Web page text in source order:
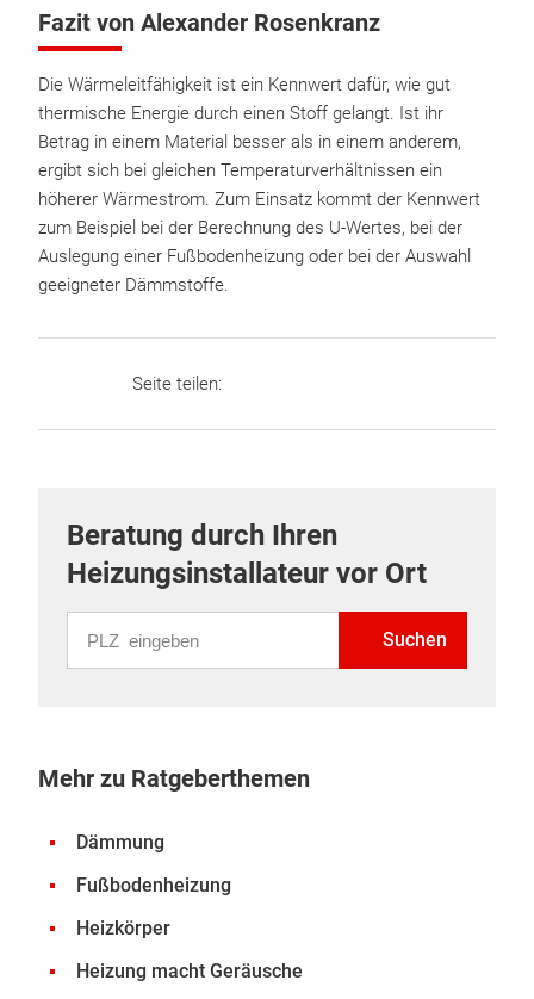
Fazit von Alexander Rosenkranz
Die Wärmeleitfähigkeit ist ein Kennwert dafür, wie gut
thermische Energie durch einen Stoff gelangt. Ist ihr
Betrag in einem Material besser als in einem anderem,
ergibt sich bei gleichen Temperaturverhältnissen ein
höherer Wärmestrom. Zum Einsatz kommt der Kennwert
zum Beispiel bei der Berechnung des U-Wertes, bei der
Auslegung einer Fußbodenheizung oder bei der Auswahl
geeigneter Dämmstoffe.
Seite teilen:
Beratung durch Ihren
Heizungsinstallateur vor Ort
Suchen
Mehr zu Ratgeberthemen
Dämmung
Fußbodenheizung
Heizkörper
Heizung macht Geräusche